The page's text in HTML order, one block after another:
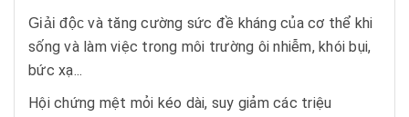
Giải độc và tăng cường sức đề kháng của cơ thể khi
sống và làm việc trong môi trường ôi nhiễm, khói bụi,
bức xạ...
Hội chứng mệt mỏi kéo dài, suy giảm các triệu